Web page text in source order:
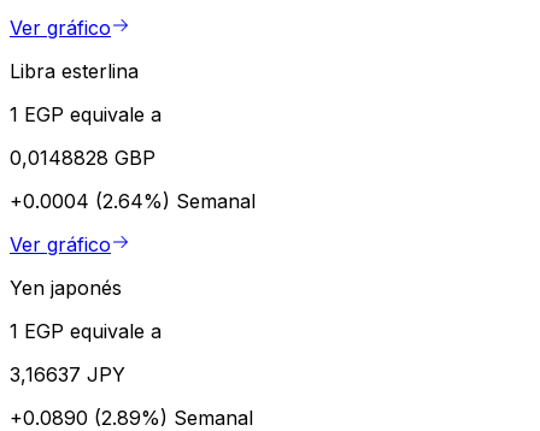
Ver gráfico
Libra esterlina
1 EGP equivale a
0,0148828 GBP
+0.0004 (2.64%) Semanal
Ver gráfico
Yen japonés
1 EGP equivale a
3,16637 JPY
+0.0890 (2.89%) Semanal